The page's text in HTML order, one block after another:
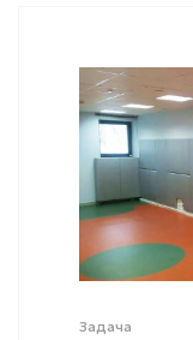
Задача